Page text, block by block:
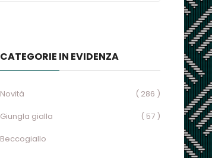
CATEGORIE IN EVIDENZA
Novità
( 286 )
Giungla gialla
( 57 )
Beccogiallo